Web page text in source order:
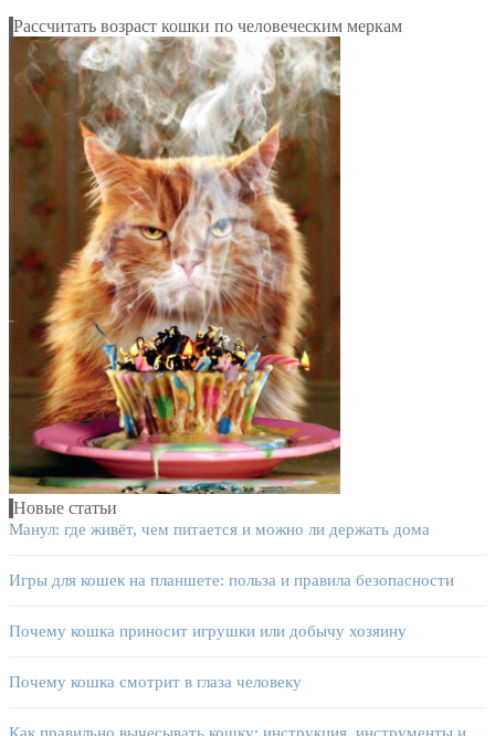
Рассчитать возраст кошки по человеческим меркам
Новые статьи
Манул: где живёт, чем питается и можно ли держать дома
Игры для кошек на планшете: польза и правила безопасности
Почему кошка приносит игрушки или добычу хозяину
Почему кошка смотрит в глаза человеку